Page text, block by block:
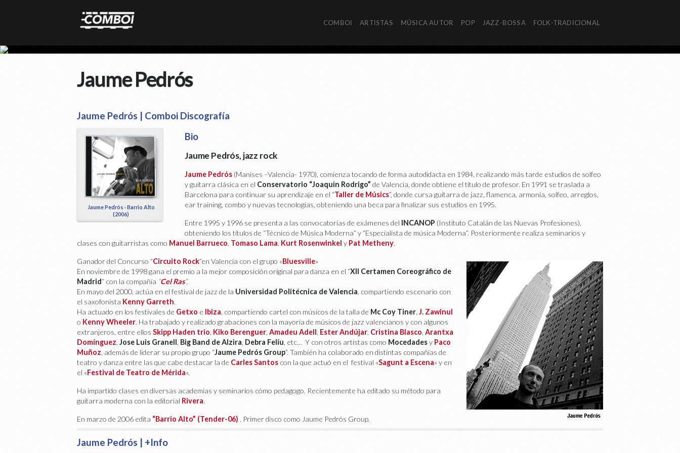
COMBOI ARTISTAS MÚSICA AUTOR POP JAZZ-BOSSA FOLK-TRADICIONAL
Jaume Pedrós
Jaume Pedrós | Comboi Discografía
Jaume Pedrós · Barrio Alto
(2006)
Bio
Jaume Pedrós, jazz rock
Jaume Pedrós (Manises –Valencia- 1970), comienza tocando de forma autodidacta en 1984, realizando más tarde estudios de solfeo
y guitarra clásica en el Conservatorio “Joaquin Rodrigo” de Valencia, donde obtiene el título de profesor. En 1991 se traslada a
Barcelona para continuar su aprendizaje en el “Taller de Músics”, donde cursa guitarra de jazz, flamenca, armonía, solfeo, arreglos,
ear training, combo y nuevas tecnologías, obteniendo una beca para finalizar sus estudios en 1995.
Entre 1995 y 1996 se presenta a las convocatorias de exámenes del INCANOP (Instituto Catalán de las Nuevas Profesiones),
obteniendo los títulos de “Técnico de Música Moderna” y “Especialista de música Moderna”. Posteriormente realiza seminarios y
clases con guitarristas como Manuel Barrueco Tomaso Lama, Kurt Rosenwinkel y Pat Metheny.
Ganador del Concurso “Circuito Rock”en Valencia con el grupo «Bluesville»
En noviembre de 1998 gana el premio a la mejor composición original para danza en el “XII Certamen Coreográfico de
Madrid” con la compañía “Cel Ras”.
En mayo del 2000, actúa en el festival de jazz de la Universidad Politécnica de Valencia, compartiendo escenario con
el saxofonista Kenny Garreth.
Ha actuado en los festivales de Getxo e Ibiza, compartiendo cartel con músicos de la talla de Mc Coy Tiner, J. Zawinul
o Kenny Wheeler. Ha trabajado y realizado grabaciones con la mayoría de músicos de jazz valencianos y con algunos
extranjeros, entre ellos Skipp Haden trio, Kiko Berenguer, Amadeu Adell, Ester Andújar, Cristina Blasco, Arantxa
Domínguez Jose Luis Granell, Big Band de Alzira Debra Felíu , etc… Y con otros artistas como Mocedadesy Paco
Muñoz , además de liderar su propio grupo “Jaume Pedrós Group”. También ha colaborado en distintas compañías de
teatro y danza entre las que cabe destacar la de Carles Santos con la que actuó en el festival «Sagunt a Escena» y en
el «Festival de Teatro de Mérida«.
Ha impartido clases en diversas academias y seminarios cómo pedagogo. Recientemente ha editado su método para
guitarra moderna con la editorial Rivera.
En marzo de 2006 edita “Barrio Alto” (Tender-06) . Primer disco como Jaume Pedrós Group.
Jaume Pedrós | +Info